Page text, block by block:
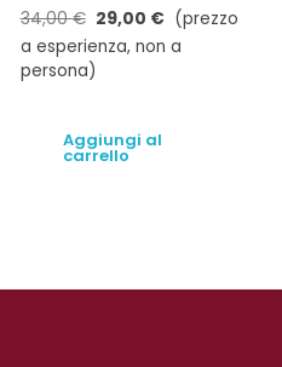
34,00€ 29,00 € (prezzo
a esperienza, non a
persona)
Aggiungi al
carrello